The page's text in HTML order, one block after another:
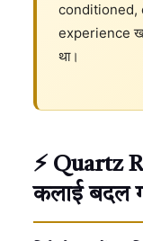
conditioned,
experience
था।
⚡ Quartz
कलाई बदल